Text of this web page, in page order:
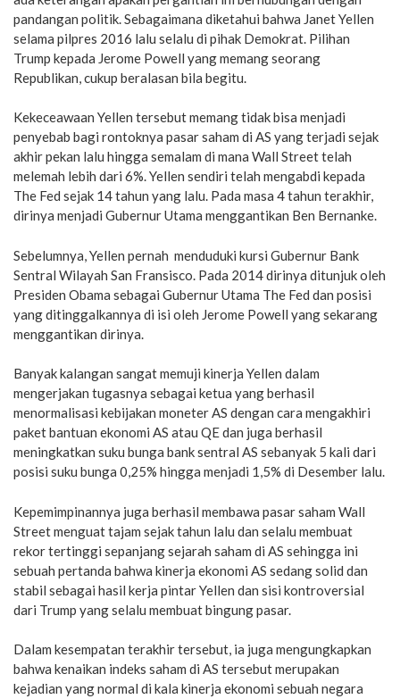
pandangan politik. Sebagaimana diketahui bahwa Janet Yellen
selama pilpres 2016 lalu selalu di pihak Demokrat. Pilihan
Trump kepada Jerome Powell yang memang seorang
Republikan, cukup beralasan bila begitu.
Kekeceawaan Yellen tersebut memang tidak bisa menjadi
penyebab bagi rontoknya pasar saham di AS yang terjadi sejak
akhir pekan lalu hingga semalam di mana Wall Street telah
melemah lebih dari 6%. Yellen sendiri telah mengabdi kepada
The Fed sejak 14 tahun yang lalu. Pada masa 4 tahun terakhir,
dirinya menjadi Gubernur Utama menggantikan Ben Bernanke.
Sebelumnya, Yellen pernah menduduki kursi Gubernur Bank
Sentral Wilayah San Fransisco. Pada 2014 dirinya ditunjuk oleh
Presiden Obama sebagai Gubernur Utama The Fed dan posisi
yang ditinggalkannya di isi oleh Jerome Powell yang sekarang
menggantikan dirinya.
Banyak kalangan sangat memuji kinerja Yellen dalam
mengerjakan tugasnya sebagai ketua yang berhasil
menormalisasi kebijakan moneter AS dengan cara mengakhiri
paket bantuan ekonomi AS atau QE dan juga berhasil
meningkatkan suku bunga bank sentral AS sebanyak 5 kali dari
posisi suku bunga 0,25% hingga menjadi 1,5% di Desember lalu.
Kepemimpinannya juga berhasil membawa pasar saham Wall
Street menguat tajam sejak tahun lalu dan selalu membuat
rekor tertinggi sepanjang sejarah saham di AS sehingga ini
sebuah pertanda bahwa kinerja ekonomi AS sedang solid dan
stabil sebagai hasil kerja pintar Yellen dan sisi kontroversial
dari Trump yang selalu membuat bingung pasar.
Dalam kesempatan terakhir tersebut, ia juga mengungkapkan
bahwa kenaikan indeks saham di AS tersebut merupakan
kejadian yang normal di kala kinerja ekonomi sebuah negara